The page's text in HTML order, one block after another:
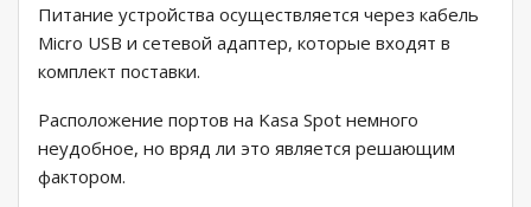
Питание устройства осуществляется через кабель
Micro USB и сетевой адаптер, которые входят в
комплект поставки.
Расположение портов на Kasa Spot немного
неудобное, но вряд ли это является решающим
фактором.